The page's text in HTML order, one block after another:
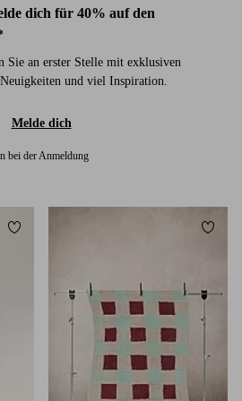
dich für 40% auf den
Sie an erster Stelle mit exklusiven
und viel Inspiration.
Melde dich
bei der Anmeldung
Zu Favoriten hinzufügen Zu